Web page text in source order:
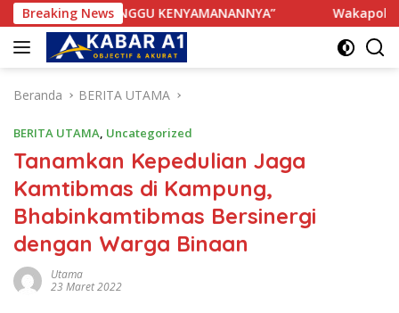
Langsung
ke
konten
Breaking News
TERGANGGU KENYAMANANNYA” Wakapolres Bone
Beranda BERITA UTAMA
BERITA UTAMA, Uncategorized
Tanamkan Kepedulian Jaga
Kamtibmas di Kampung,
Bhabinkamtibmas Bersinergi
dengan Warga Binaan
Utama
23 Maret 2022